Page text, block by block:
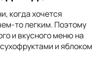
когда хочется
то легким. Поэтому
и вкусного меню на
и яблоком